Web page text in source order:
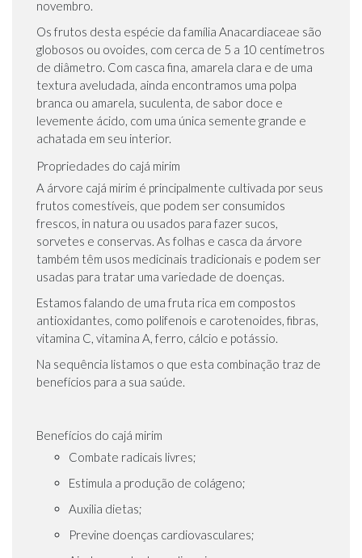
novembro.
Os frutos desta espécie da família Anacardiaceae são
globosos ou ovoides, com cerca de 5 a 10 centímetros
de diâmetro. Com casca fina, amarela clara e de uma
textura aveludada, ainda encontramos uma polpa
branca ou amarela, suculenta, de sabor doce e
levemente ácido, com uma única semente grande e
achatada em seu interior.
Propriedades do cajá mirim
A árvore cajá mirim é principalmente cultivada por seus
frutos comestíveis, que podem ser consumidos
frescos, in natura ou usados para fazer sucos,
sorvetes e conservas. As folhas e casca da árvore
também têm usos medicinais tradicionais e podem ser
usadas para tratar uma variedade de doenças.
Estamos falando de uma fruta rica em compostos
antioxidantes, como polifenois e carotenoides, fibras,
vitamina C, vitamina A, ferro, cálcio e potássio.
Na sequência listamos o que esta combinação traz de
benefícios para a sua saúde.
Benefícios do cajá mirim
Combate radicais livres;
Estimula a produção de colágeno;
Auxilia dietas;
Previne doenças cardiovasculares;